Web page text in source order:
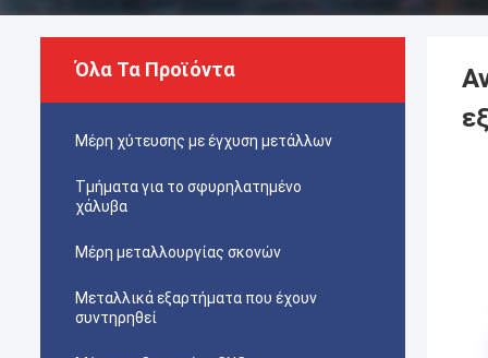
Όλα Τα Προϊόντα
Μέρη χύτευσης με έγχυση μετάλλων
Τμήματα για το σφυρηλατημένο
χάλυβα
Μέρη μεταλλουργίας σκονών
Μεταλλικά εξαρτήματα που έχουν
συντηρηθεί